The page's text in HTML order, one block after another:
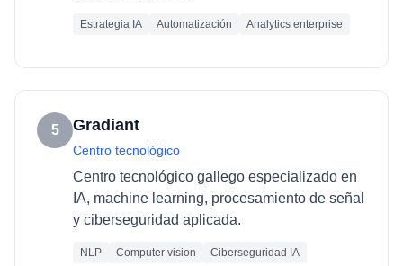
Estrategia IA Automatización Analytics enterprise
5 Gradiant
Centro tecnológico
Centro tecnológico gallego especializado en
IA, machine learning, procesamiento de señal
y ciberseguridad aplicada.
NLP Computer vision Ciberseguridad IA